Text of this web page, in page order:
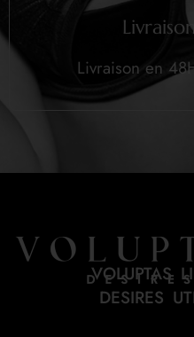
Livraison en
VOLUPTAS
DESIRES